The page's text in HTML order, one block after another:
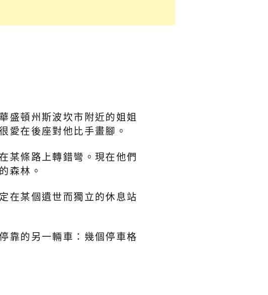
盛頓州斯波坎市附近的姐姐
愛在後座對他比手畫腳。
某條路上轉錯彎。現在他們
森林。
在某個遺世而獨立的休息站
靠的另一輛車：幾個停車格